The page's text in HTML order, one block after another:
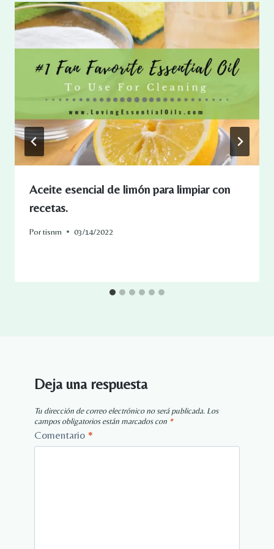
Aceite esencial de limón para limpiar con
recetas.
Portisnm 03/14/2022
Deja una respuesta
Tu dirección de correo electrónico no será publicada. Los
campos obligatorios están marcados con *
Comentario *